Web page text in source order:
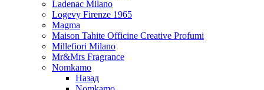
Ladenac Milano
Logevy Firenze 1965
Magma
Maison Tahite Officine Creative Profumi
Millefiori Milano
Mr&Mrs Fragrance
Nomkamo
Назад